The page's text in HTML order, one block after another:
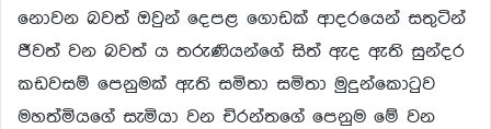
නොවන බවත් ඔවුන් දෙපළ ගොඩක් ආදරයෙන් සතුටින්
ජීවත් වන බවත් ය තරුණියන්ගේ සිත් ඇද ඇති සුන්දර
කඩවසම් පෙනුමක් ඇති සමිතා සමිතා මුදුන්කොටුව
මහත්මියගේ සැමියා වන චිරන්තගේ පෙනුම මේ වන